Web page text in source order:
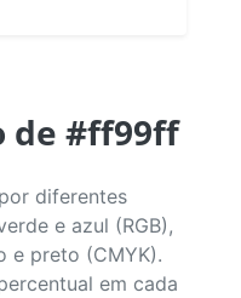
de #ff99ff
diferentes
e azul (RGB),
e preto (CMYK).
em cada